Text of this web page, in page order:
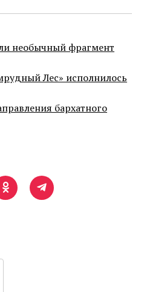
необычный фрагмент
Лес» исполнилось
бархатного